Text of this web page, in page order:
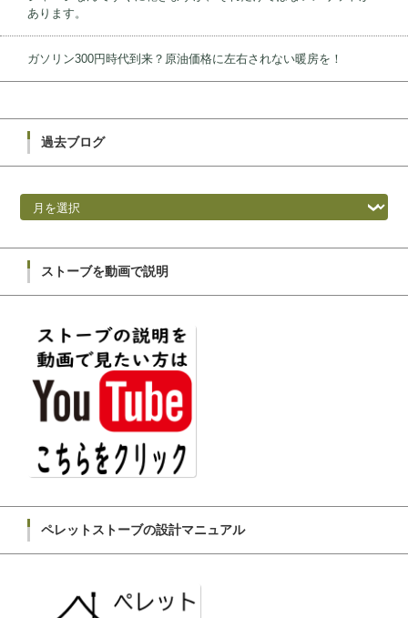
あります。
ガソリン300円時代到来？原油価格に左右されない暖房を！
過去ブログ
ストーブを動画で説明
ペレットストーブの設計マニュアル